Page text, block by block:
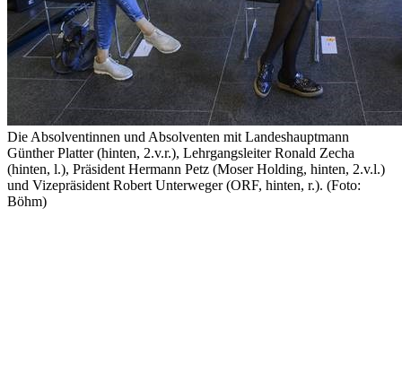
Die Absolventinnen und Absolventen mit Landeshauptmann
Günther Platter (hinten, 2.v.r.), Lehrgangsleiter Ronald Zecha
(hinten, l.), Präsident Hermann Petz (Moser Holding, hinten, 2.v.l.)
und Vizepräsident Robert Unterweger (ORF, hinten, r.). (Foto:
Böhm)